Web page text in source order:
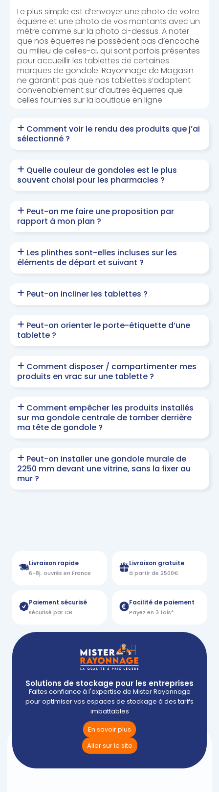
Le plus simple est d’envoyer une photo de votre
équerre et une photo de vos montants avec un
mètre comme sur la photo ci-dessus. A noter
que nos équerres ne possèdent pas d’encoche
au milieu de celles-ci, qui sont parfois présentes
pour accueillir les tablettes de certaines
marques de gondole. Rayonnage de Magasin
ne garantit pas que nos tablettes s’adaptent
convenablement sur d’autres équerres que
celles fournies sur la boutique en ligne.
Comment voir le rendu des produits que j’ai
sélectionné ?
Quelle couleur de gondoles est le plus
souvent choisi pour les pharmacies ?
Peut-on me faire une proposition par
rapport à mon plan ?
Les plinthes sont-elles incluses sur les
éléments de départ et suivant ?
Peut-on incliner les tablettes ?
Peut-on orienter le porte-étiquette d’une
tablette ?
Comment disposer / compartimenter mes
produits en vrac sur une tablette ?
Comment empêcher les produits installés
sur ma gondole centrale de tomber derrière
ma tête de gondole ?
Peut-on installer une gondole murale de
2250 mm devant une vitrine, sans la fixer au
mur ?
Livraison rapide
6-8j. ouvrés en France
Livraison gratuite
à partir de 2500€
Paiement sécurisé
sécurisé par CB
Facilité de paiement
Payez en 3 fois*
Solutions de stockage pour les entreprises
Faites confiance à l'expertise de Mister Rayonnage
pour optimiser vos espaces de stockage à des tarifs
imbattables
En savoir plus
Aller sur le site